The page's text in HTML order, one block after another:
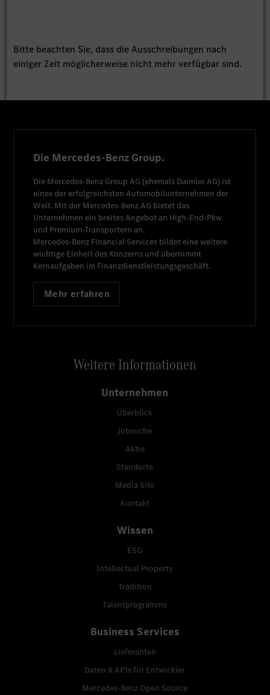
Bitte beachten Sie, dass die Ausschreibungen nach
einiger Zeit möglicherweise nicht mehr verfügbar sind.
Die Mercedes-Benz Group.
Die Mercedes-Benz Group AG (ehemals Daimler AG) ist
eines der erfolgreichsten Automobilunternehmen der
Welt. Mit der Mercedes-Benz AG bietet das
Unternehmen ein breites Angebot an High-End-Pkw
und Premium-Transportern an.
Mercedes-Benz Financial Services bildet eine weitere
wichtige Einheit des Konzerns und übernimmt
Kernaufgaben im Finanzdienstleistungsgeschäft.
Mehr erfahren
Weitere Informationen
Unternehmen
Überblick
Jobsuche
Aktie
Standorte
Media Site
Kontakt
Wissen
ESG
Intellectual Property
Tradition
Talentprogramme
Business Services
Lieferanten
Daten & APIs für Entwickler
Mercedes-Benz Open Source